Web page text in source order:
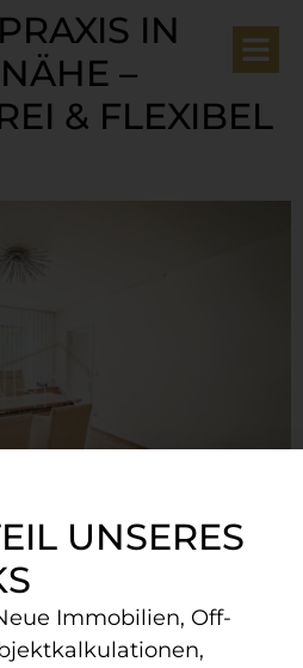
IN
–
& FLEXIBEL
in Wien zur Miete.
WC, Pantry, Tiefgarage,
UNSERES
Immobilien, Off-